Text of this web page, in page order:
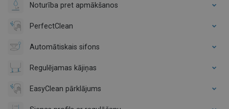
Noturība pret apmākšanos
PerfectClean
Automātiskais sifons
Regulējamas kājiņas
EasyClean pārklājums